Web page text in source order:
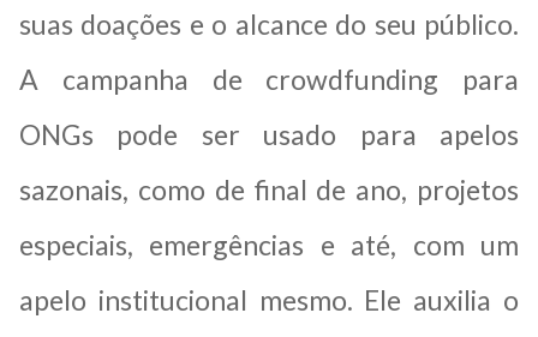
suas doações e o alcance do seu público.
A campanha de crowdfunding para
ONGs pode ser usado para apelos
sazonais, como de final de ano, projetos
especiais, emergências e até, com um
apelo institucional mesmo. Ele auxilia o